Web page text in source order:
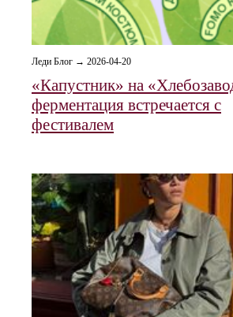
Леди Блог → 2026-04-20
«Капустник» на
ферментация встречается с
фестивалем